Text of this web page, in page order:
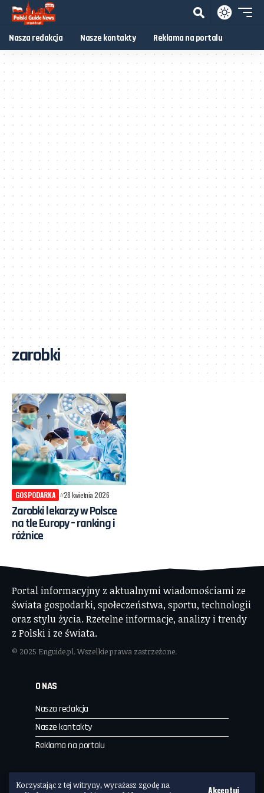
Korzystając z tej witryny, wyrażasz zgodę na
Akceptuj
Nasza redakcja Nasze kontakty Reklama na portalu
zarobki
GOSPODARKA 28 kwietnia 2026
Zarobki lekarzy w Polsce
na tle Europy – ranking i
różnice
Portal informacyjny z aktualnymi wiadomościami ze
świata gospodarki, społeczeństwa, sportu, technologii
oraz stylu życia. Rzetelne informacje, analizy i trendy
z Polski i ze świata.
© 2025 Enguide.pl. Wszelkie prawa zastrzeżone.
O NAS
Nasza redakcja
Nasze kontakty
Reklama na portalu